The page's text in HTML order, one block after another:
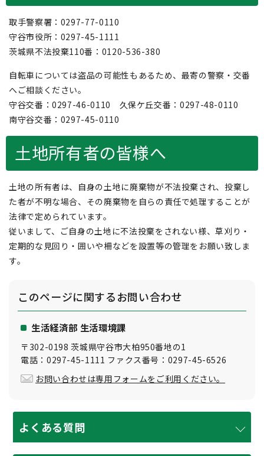
取手警察署：0297-77-0110
守谷市役所：0297-45-1111
茨城県不法投棄110番：0120-536-380
自転車については盗品の可能性もあるため、最寄の警察・交番
へご相談ください。
守谷交番：0297-46-0110 久保ケ丘交番：0297-48-0110
南守谷交番：0297-45-0110
土地所有者の皆様へ
土地の所有者は、自身の土地に廃棄物が不法投棄され、投棄し
た者が不明な場合、その廃棄物を自らの責任で処理することが
法律で定められています。
従いまして、ご自身の土地に不法投棄をされない様、草刈り・
定期的な見回り・囲いや柵などを設置等の管理をお願い致しま
す。
このページに関するお問い合わせ
生活経済部 生活環境課
〒302-0198 茨城県守谷市大柏950番地の1
電話：0297-45-1111 ファクス番号：0297-45-6526
お問い合わせは専用フォームをご利用ください。
よくある質問